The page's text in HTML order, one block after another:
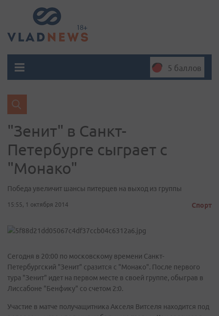
5 баллов
"Зенит" в Санкт-
Петербурге сыграет с
"Монако"
Победа увеличит шансы питерцев на выход из группы
15:55, 1 октября 2014 Спорт
Сегодня в 20:00 по московскому времени Санкт-
Петербургский "Зенит" сразится с "Монако". После первого
тура "Зенит" идет на первом месте в своей группе, обыграв в
Лиссабоне "Бенфику" со счетом 2:0.
Участие в матче получащитника Акселя Витселя находится под